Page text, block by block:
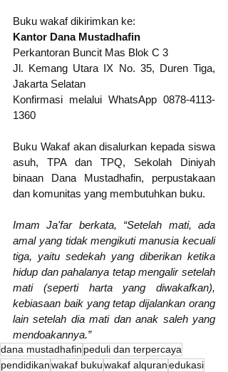
Buku wakaf dikirimkan ke:
Kantor Dana Mustadhafin
Perkantoran Buncit Mas Blok C 3
Jl. Kemang Utara IX No. 35, Duren Tiga,
Jakarta Selatan
Konfirmasi melalui WhatsApp 0878-4113-
1360
Buku Wakaf akan disalurkan kepada siswa
asuh, TPA dan TPQ, Sekolah Diniyah
binaan Dana Mustadhafin, perpustakaan
dan komunitas yang membutuhkan buku.
Imam Ja'far berkata, “Setelah mati, ada
amal yang tidak mengikuti manusia kecuali
tiga, yaitu sedekah yang diberikan ketika
hidup dan pahalanya tetap mengalir setelah
mati (seperti harta yang diwakafkan),
kebiasaan baik yang tetap dijalankan orang
lain setelah dia mati dan anak saleh yang
mendoakannya.”
dana mustadhafin peduli dan terpercaya
pendidikanwakaf bukuwakaf alquranedukasi